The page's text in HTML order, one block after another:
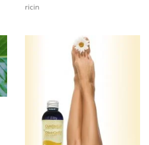
ricin